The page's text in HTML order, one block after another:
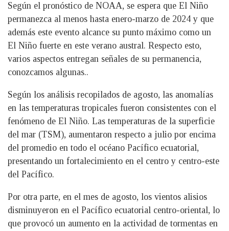
Según el pronóstico de NOAA, se espera que El Niño
permanezca al menos hasta enero-marzo de 2024 y que
además este evento alcance su punto máximo como un
El Niño fuerte en este verano austral. Respecto esto,
varios aspectos entregan señales de su permanencia,
conozcamos algunas..
Según los análisis recopilados de agosto, las anomalías
en las temperaturas tropicales fueron consistentes con el
fenómeno de El Niño. Las temperaturas de la superficie
del mar (TSM), aumentaron respecto a julio por encima
del promedio en todo el océano Pacífico ecuatorial,
presentando un fortalecimiento en el centro y centro-este
del Pacífico.
Por otra parte, en el mes de agosto, los vientos alisios
disminuyeron en el Pacífico ecuatorial centro-oriental, lo
que provocó un aumento en la actividad de tormentas en